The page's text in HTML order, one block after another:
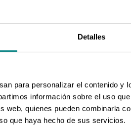
Detalles
para personalizar el contenido y
información sobre el uso
web, quienes pueden combinarla
que haya hecho de sus servicios.
Proveedor
LinkedIn
Google